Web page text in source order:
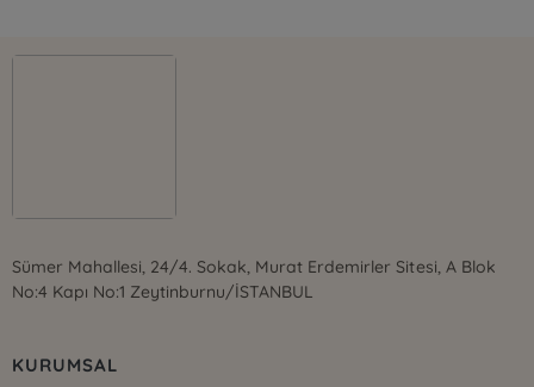
Sümer Mahallesi, 24/4. Sokak, Murat Erdemirler Sitesi, A Blok
No:4 Kapı No:1 Zeytinburnu/İSTANBUL
KURUMSAL